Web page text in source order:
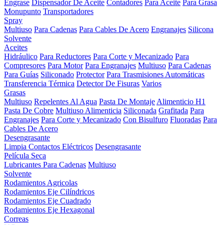
Engrase Dispensador De Aceite Contadores Para Aceite Para Grasa
Monupunto Transportadores
Spray
Multiuso Para Cadenas Para Cables De Acero Engranajes Silicona
Solvente
Aceites
Hidráulico Para Reductores Para Corte y Mecanizado Para
Compresores Para Motor Para Engranajes Multiuso Para Cadenas
Para Guías Siliconado Protector Para Trasmisiones Automáticas
Transferencia Térmica Detector De Fisuras Varios
Grasas
Multiuso Repelentes Al Agua Pasta De Montaje Alimenticio H1
Pasta De Cobre Multiuso Alimenticia Siliconada Grafitada Para
Engranajes Para Corte y Mecanizado Con Bisulfuro Fluoradas Para
Cables De Acero
Desengrasante
Limpia Contactos Eléctricos Desengrasante
Película Seca
Lubricantes Para Cadenas Multiuso
Solvente
Rodamientos Agricolas
Rodamientos Eje Cilíndricos
Rodamientos Eje Cuadrado
Rodamientos Eje Hexagonal
Correas